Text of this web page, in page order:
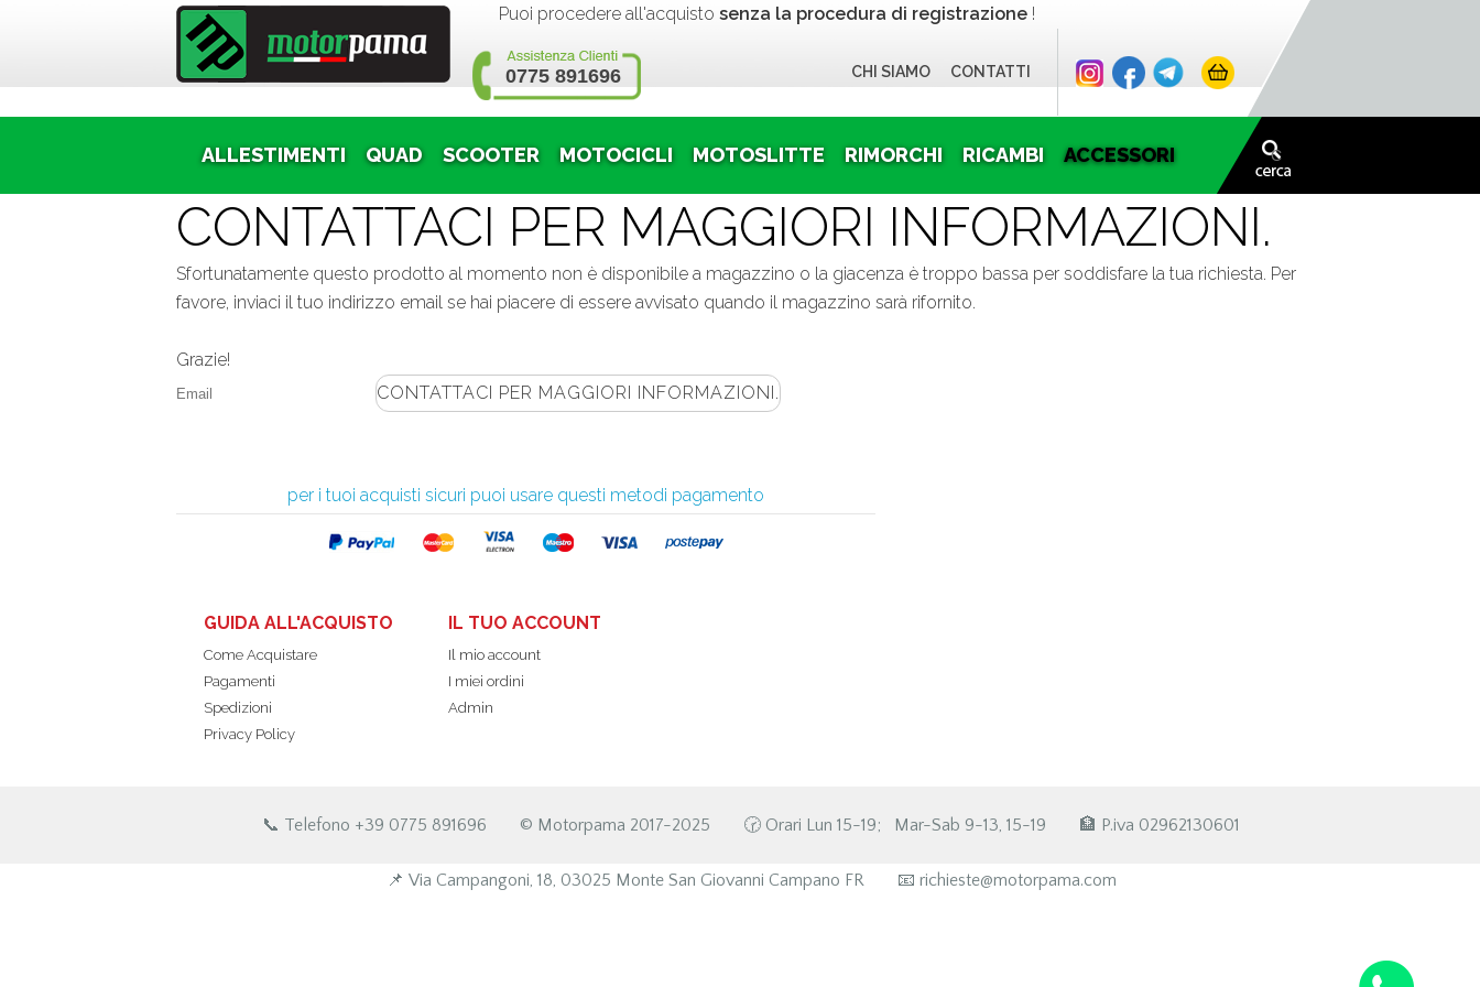
Puoi procedere all'acquisto senza la procedura di registrazione !
0775 891696 CHI SIAMO CONTATTI
ALLESTIMENTI QUAD SCOOTER MOTOCICLI MOTOSLITTE RIMORCHI RICAMBI ACCESSORI
CONTATTACI PER MAGGIORI INFORMAZIONI.
Sfortunatamente questo prodotto al momento non è disponibile a magazzino o la giacenza è troppo bassa per soddisfare la tua richiesta. Per
favore, inviaci il tuo indirizzo email se hai piacere di essere avvisato quando il magazzino sarà rifornito.
Grazie!
per i tuoi acquisti sicuri puoi usare questi metodi pagamento
GUIDA ALL'ACQUISTO
Come Acquistare
Pagamenti
Spedizioni
Privacy Policy
IL TUO ACCOUNT
Il mio account
I miei ordini
Admin
📞 Telefono +39 0775 891696 ©️ Motorpama 2017-2025 🕝 Orari Lun 15-19; Mar-Sab 9-13, 15-19 🏦 P.iva 02962130601
📌 Via Campangoni, 18, 03025 Monte San Giovanni Campano FR 📧 richieste@motorpama.com